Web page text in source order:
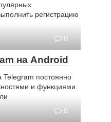
регистрацию
0
на Android
постоянно
и функциями.
0